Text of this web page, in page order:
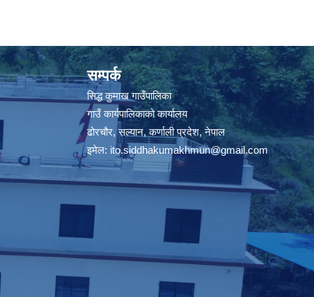
सम्पर्क
सिद्ध कुमाख गाउँपालिका
गाउँ कार्यपालिकाको कार्यालय
ढोरचौर, सल्यान, कर्णाली प्रदेश, नेपाल
इमेल: ito.siddhakumakhmun@gmail.com